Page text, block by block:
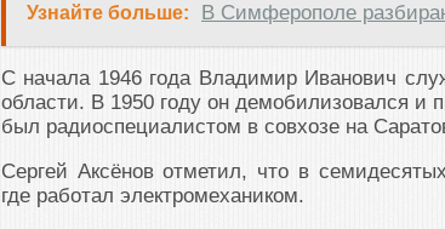
Узнайте больше: В Симферополе
С начала 1946 года Владимир Иванович
области. В 1950 году он демобилизовался и
был радиоспециалистом в совхозе на
Сергей Аксёнов отметил, что в
где работал электромехаником.